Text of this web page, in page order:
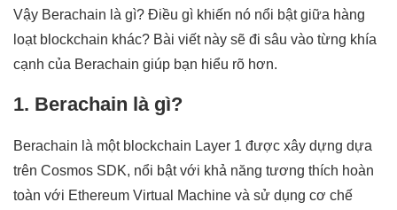
Vậy Berachain là gì? Điều gì khiến nó nổi bật giữa hàng
loạt blockchain khác? Bài viết này sẽ đi sâu vào từng khía
cạnh của Berachain giúp bạn hiểu rõ hơn.
1. Berachain là gì?
Berachain là một blockchain Layer 1 được xây dựng dựa
trên Cosmos SDK, nổi bật với khả năng tương thích hoàn
toàn với Ethereum Virtual Machine và sử dụng cơ chế